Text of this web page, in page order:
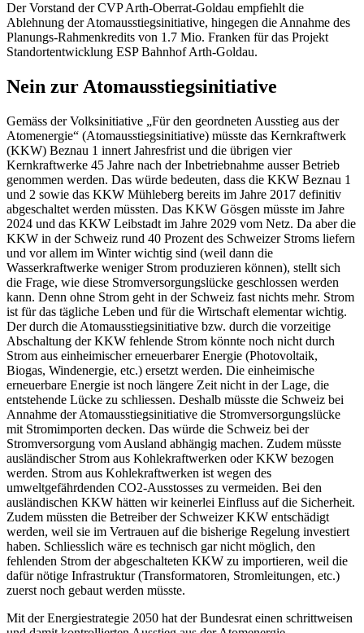
Der Vorstand der CVP Arth-Oberrat-Goldau empfiehlt die
Ablehnung der Atomausstiegsinitiative, hingegen die Annahme des
Planungs-Rahmenkredits von 1.7 Mio. Franken für das Projekt
Standortentwicklung ESP Bahnhof Arth-Goldau.
Nein zur Atomausstiegsinitiative
Gemäss der Volksinitiative „Für den geordneten Ausstieg aus der
Atomenergie“ (Atomausstiegsinitiative) müsste das Kernkraftwerk
(KKW) Beznau 1 innert Jahresfrist und die übrigen vier
Kernkraftwerke 45 Jahre nach der Inbetriebnahme ausser Betrieb
genommen werden. Das würde bedeuten, dass die KKW Beznau 1
und 2 sowie das KKW Mühleberg bereits im Jahre 2017 definitiv
abgeschaltet werden müssten. Das KKW Gösgen müsste im Jahre
2024 und das KKW Leibstadt im Jahre 2029 vom Netz. Da aber die
KKW in der Schweiz rund 40 Prozent des Schweizer Stroms liefern
und vor allem im Winter wichtig sind (weil dann die
Wasserkraftwerke weniger Strom produzieren können), stellt sich
die Frage, wie diese Stromversorgungslücke geschlossen werden
kann. Denn ohne Strom geht in der Schweiz fast nichts mehr. Strom
ist für das tägliche Leben und für die Wirtschaft elementar wichtig.
Der durch die Atomausstiegsinitiative bzw. durch die vorzeitige
Abschaltung der KKW fehlende Strom könnte noch nicht durch
Strom aus einheimischer erneuerbarer Energie (Photovoltaik,
Biogas, Windenergie, etc.) ersetzt werden. Die einheimische
erneuerbare Energie ist noch längere Zeit nicht in der Lage, die
entstehende Lücke zu schliessen. Deshalb müsste die Schweiz bei
Annahme der Atomausstiegsinitiative die Stromversorgungslücke
mit Stromimporten decken. Das würde die Schweiz bei der
Stromversorgung vom Ausland abhängig machen. Zudem müsste
ausländischer Strom aus Kohlekraftwerken oder KKW bezogen
werden. Strom aus Kohlekraftwerken ist wegen des
umweltgefährdenden CO2-Ausstosses zu vermeiden. Bei den
ausländischen KKW hätten wir keinerlei Einfluss auf die Sicherheit.
Zudem müssten die Betreiber der Schweizer KKW entschädigt
werden, weil sie im Vertrauen auf die bisherige Regelung investiert
haben. Schliesslich wäre es technisch gar nicht möglich, den
fehlenden Strom der abgeschalteten KKW zu importieren, weil die
dafür nötige Infrastruktur (Transformatoren, Stromleitungen, etc.)
zuerst noch gebaut werden müsste.
Mit der Energiestrategie 2050 hat der Bundesrat einen schrittweisen